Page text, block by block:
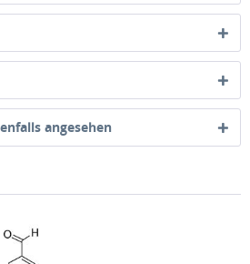
angesehen